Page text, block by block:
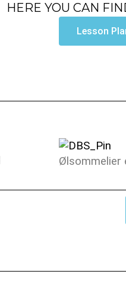
HERE YOU CAN
Lesson
Ølsommelier